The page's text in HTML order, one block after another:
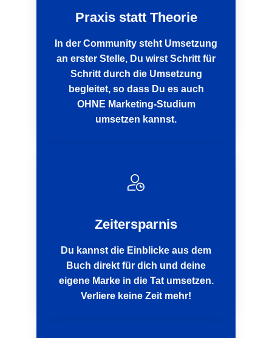
Praxis statt Theorie
In der Community steht Umsetzung
an erster Stelle, Du wirst Schritt für
Schritt durch die Umsetzung
begleitet, so dass Du es auch
OHNE Marketing-Studium
umsetzen kannst.
Zeitersparnis
Du kannst die Einblicke aus dem
Buch direkt für dich und deine
eigene Marke in die Tat umsetzen.
Verliere keine Zeit mehr!